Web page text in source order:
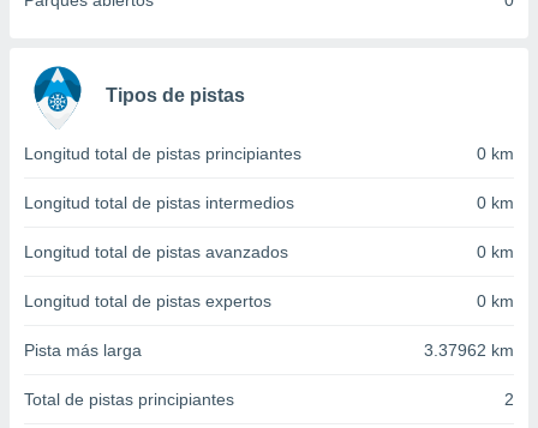
e
mediante
publicidad
1199
Tipos de pistas
Longitud total de pistas principiantes 0 km
Longitud total de pistas intermedios 0 km
Longitud total de pistas avanzados 0 km
Longitud total de pistas expertos 0 km
Pista más larga 3.37962 km
Total de pistas principiantes 2